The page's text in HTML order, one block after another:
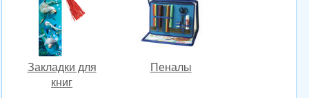
Закладки для
книг
Пеналы